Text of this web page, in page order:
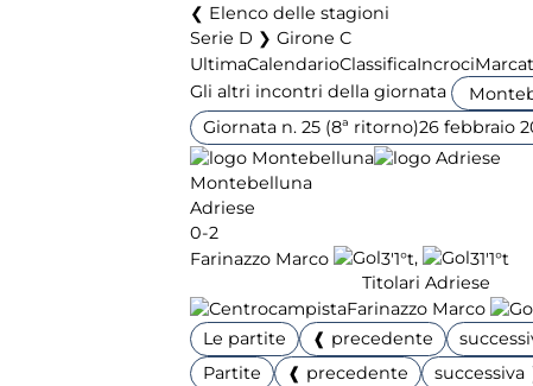
Elenco delle stagioni
Serie D ❯ Girone C
UltimaCalendarioClassificaIncroci
Gli altri incontri della giornata
Giornata n. 25 (8ª ritorno)26 febbraio
Montebelluna
Adriese
0-2
Farinazzo Marco
3'1°t, 31'1°t
Titolari Adriese
Farinazzo Marco
Le partite
❰ precedente
Partite
❰ precedente
successiva